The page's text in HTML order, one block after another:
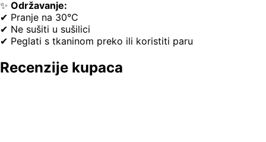
✨ Održavanje:
✔ Pranje na 30°C
✔ Ne sušiti u sušilici
✔ Peglati s tkaninom preko ili koristiti paru
Recenzije kupaca